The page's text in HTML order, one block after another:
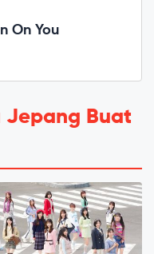
On You
Jepang Buat